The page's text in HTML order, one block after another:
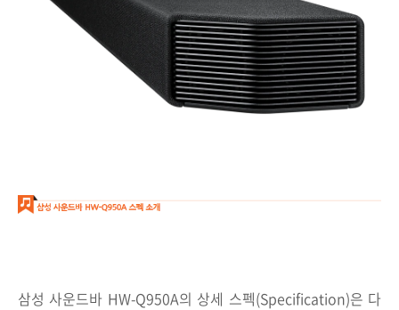
삼성 사운드바 HW-Q950A의 상세 스펙(Specification)은 다